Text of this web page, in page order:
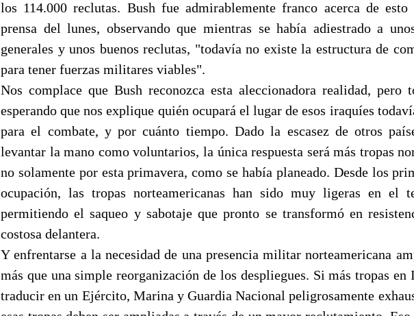
los 114.000 reclutas. Bush fue admirablemente franco acerca de
prensa del lunes, observando que mientras se había adiestrado a
generales y unos buenos reclutas, "todavía no existe la estructura de
para tener fuerzas militares viables".
Nos complace que Bush reconozca esta aleccionadora realidad, pero
esperando que nos explique quién ocupará el lugar de esos iraquíes
para el combate, y por cuánto tiempo. Dado la escasez de otros
levantar la mano como voluntarios, la única respuesta será más tropas
no solamente por esta primavera, como se había planeado. Desde los
ocupación, las tropas norteamericanas han sido muy ligeras en el
permitiendo el saqueo y sabotaje que pronto se transformó en
costosa delantera.
Y enfrentarse a la necesidad de una presencia militar norteamericana
más que una simple reorganización de los despliegues. Si más tropas en
traducir en un Ejército, Marina y Guardia Nacional peligrosamente